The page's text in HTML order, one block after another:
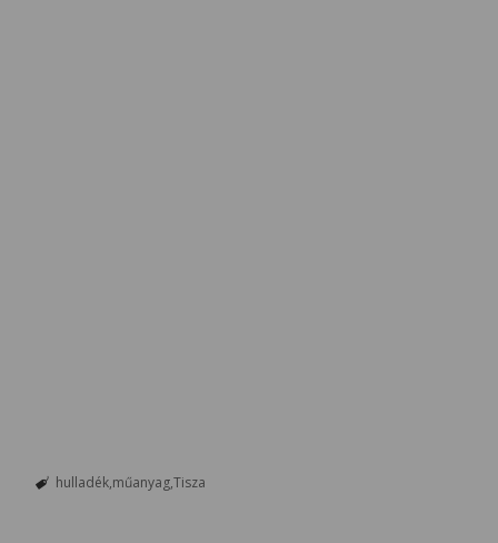
hulladék műanyagTisza